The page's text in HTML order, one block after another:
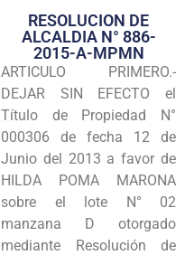
Transparencia
Seguridad
Programas
Intranet
RESOLUCION DE
ALCALDIA N° 886-
2015-A-MPMN
ARTICULO PRIMERO.-
DEJAR SIN EFECTO el
Título de Propiedad N°
000306 de fecha 12 de
Junio del 2013 a favor de
HILDA POMA MARONA
sobre el lote N° 02
manzana D otorgado
mediante Resolución de